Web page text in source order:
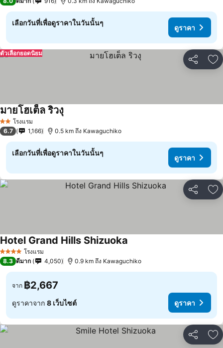
เลือกวันที่เพื่อดูราคาในวันนั้นๆ
ดูราคา
แชร์ เ
ตัวเลือกยอดนิยม
2 ดาวโรงแรม
มายโฮเต็ล ริวงุดูราคา
6.7 1,166 0.5 km ถึง Kawaguchiko
เลือกวันที่เพื่อดูราคาในวันนั้นๆ
ดูราคา
แชร์ เ
4 ดาว โรงแรม
Hotel Grand Hills Shizuoka
8.3 ดีมาก 4,050 0.9 km ถึง Kawaguchiko
จาก ฿2,667
ดูราคาจาก 8 เว็บไซต์ ดูราคา
แชร์ เ